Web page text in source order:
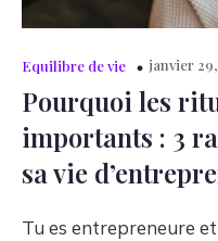
Equilibre de vie janvier
Pourquoi les
importants : 3
sa vie
Tu es entrepreneure